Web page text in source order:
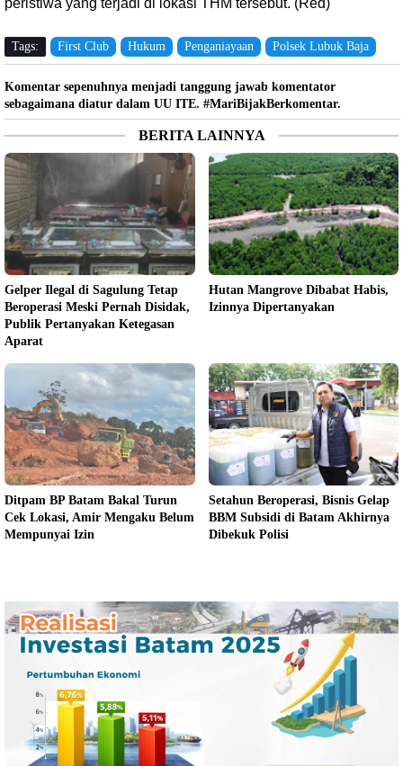
Tags: First Club Hukum Penganiayaan Polsek Lubuk Baja
Komentar sepenuhnya menjadi tanggung jawab komentator
sebagaimana diatur dalam UU ITE. #MariBijakBerkomentar.
BERITA LAINNYA
Gelper Ilegal di Sagulung Tetap
Beroperasi Meski Pernah Disidak,
Publik Pertanyakan Ketegasan
Aparat
Hutan Mangrove Dibabat Habis,
Izinnya Dipertanyakan
Ditpam BP Batam Bakal Turun
Cek Lokasi, Amir Mengaku Belum
Mempunyai Izin
Setahun Beroperasi, Bisnis Gelap
BBM Subsidi di Batam Akhirnya
Dibekuk Polisi